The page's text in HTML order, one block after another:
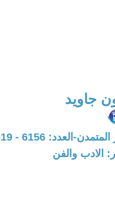
جاويد
العدد: 6156 - 2019 / 2 / 25 - 22:30
الادب والفن